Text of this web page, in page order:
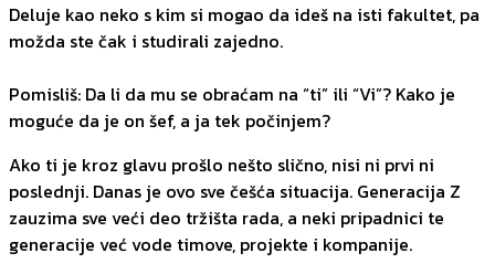
Deluje kao neko s kim si mogao da ideš na isti fakultet, pa
možda ste čak i studirali zajedno.
Pomisliš: Da li da mu se obraćam na “ti” ili “Vi”? Kako je
moguće da je on šef, a ja tek počinjem?
Ako ti je kroz glavu prošlo nešto slično, nisi ni prvi ni
poslednji. Danas je ovo sve češća situacija. Generacija Z
zauzima sve veći deo tržišta rada, a neki pripadnici te
generacije već vode timove, projekte i kompanije.